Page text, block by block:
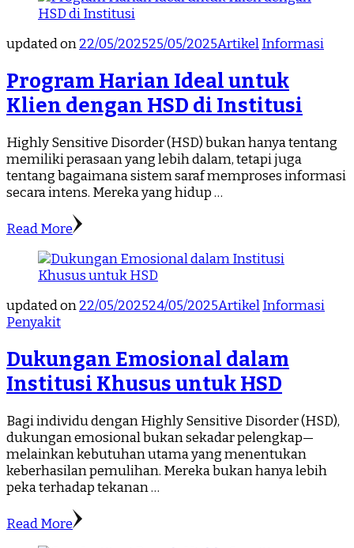
updated on22/05/202525/05/2025ArtikelInformasi
Program Harian Ideal untuk
Klien dengan HSD di Institusi
Highly Sensitive Disorder (HSD) bukan hanya tentang
memiliki perasaan yang lebih dalam, tetapi juga
tentang bagaimana sistem saraf memproses informasi
secara intens. Mereka yang hidup …
Read More
updated on22/05/202524/05/2025ArtikelInformasi
Penyakit
Dukungan Emosional dalam
Institusi Khusus untuk HSD
Bagi individu dengan Highly Sensitive Disorder (HSD),
dukungan emosional bukan sekadar pelengkap—
melainkan kebutuhan utama yang menentukan
keberhasilan pemulihan. Mereka bukan hanya lebih
peka terhadap tekanan …
Read More